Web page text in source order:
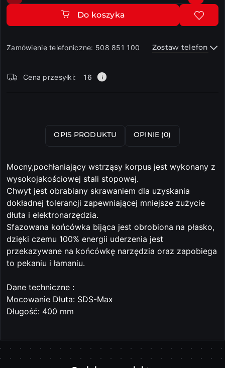
Do koszyka
Zamówienie telefoniczne: 508 851 100 Zostaw telefon
i
Cena przesyłki: 16
OPIS PRODUKTU OPINIE (0)
Mocny,pochłaniający wstrząsy korpus jest wykonany z
wysokojakościowej stali stopowej.
Chwyt jest obrabiany skrawaniem dla uzyskania
dokładnej tolerancji zapewniającej mniejsze zużycie
dłuta i elektronarzędzia.
Sfazowana końcówka bijąca jest obrobiona na płasko,
dzięki czemu 100% energii uderzenia jest
przekazywane na końcówkę narzędzia oraz zapobiega
to pekaniu i łamaniu.
Dane techniczne :
Mocowanie Dłuta: SDS-Max
Długość: 400 mm